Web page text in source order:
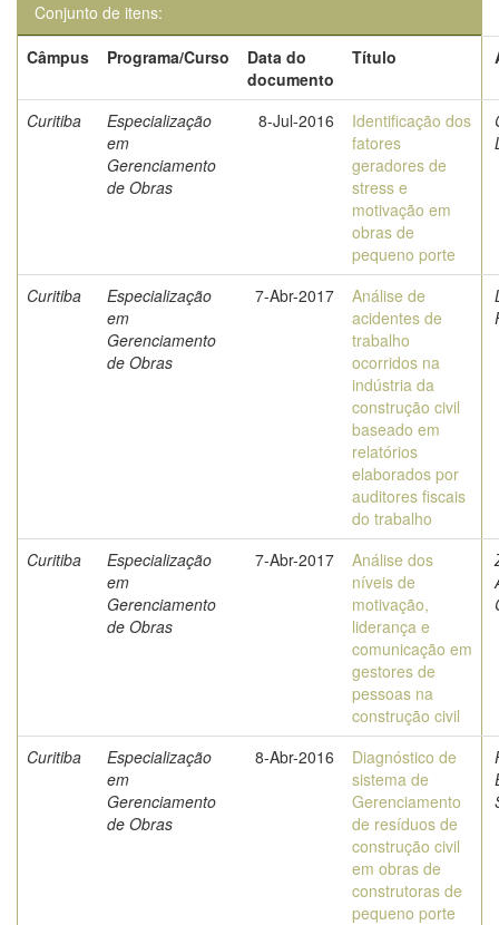
Conjunto de itens:
Câmpus
Programa/Curso
Data do
documento
Título
Curitiba
Especialização
em
Gerenciamento
de Obras
8-Jul-2016
Identificação dos
fatores
geradores de
stress e
motivação em
obras de
pequeno porte
Curitiba
Especialização
em
Gerenciamento
de Obras
7-Abr-2017
Análise de
acidentes de
trabalho
ocorridos na
indústria da
construção civil
baseado em
relatórios
elaborados por
auditores fiscais
do trabalho
Curitiba
Especialização
em
Gerenciamento
de Obras
7-Abr-2017
Análise dos
níveis de
motivação,
liderança e
comunicação em
gestores de
pessoas na
construção civil
Curitiba
Especialização
em
Gerenciamento
de Obras
8-Abr-2016
Diagnóstico de
sistema de
Gerenciamento
de resíduos de
construção civil
em obras de
construtoras de
pequeno porte